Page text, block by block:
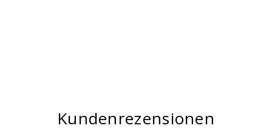
Kundenrezensionen